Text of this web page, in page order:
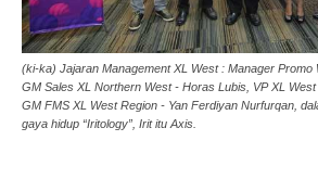
(ki-ka) Jajaran Management XL West : Manager Promo
GM Sales XL Northern West - Horas Lubis, VP XL West
GM FMS XL West Region - Yan Ferdiyan Nurfurqan,
gaya hidup “Iritology”, Irit itu Axis.